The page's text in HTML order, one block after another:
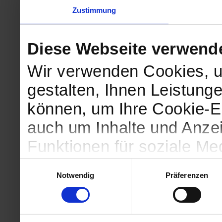
Zustimmung
Diese Webseite
Wir verwenden Cookies,
gestalten, Ihnen
können, um Ihre Cookie-
auch um Inhalte und
Funktionen für soziale
geben wir Informationen
Website an unsere
Notwendig
Präferenzen